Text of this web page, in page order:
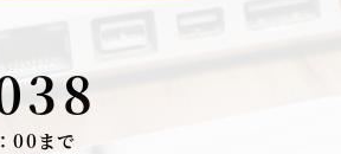
00まで